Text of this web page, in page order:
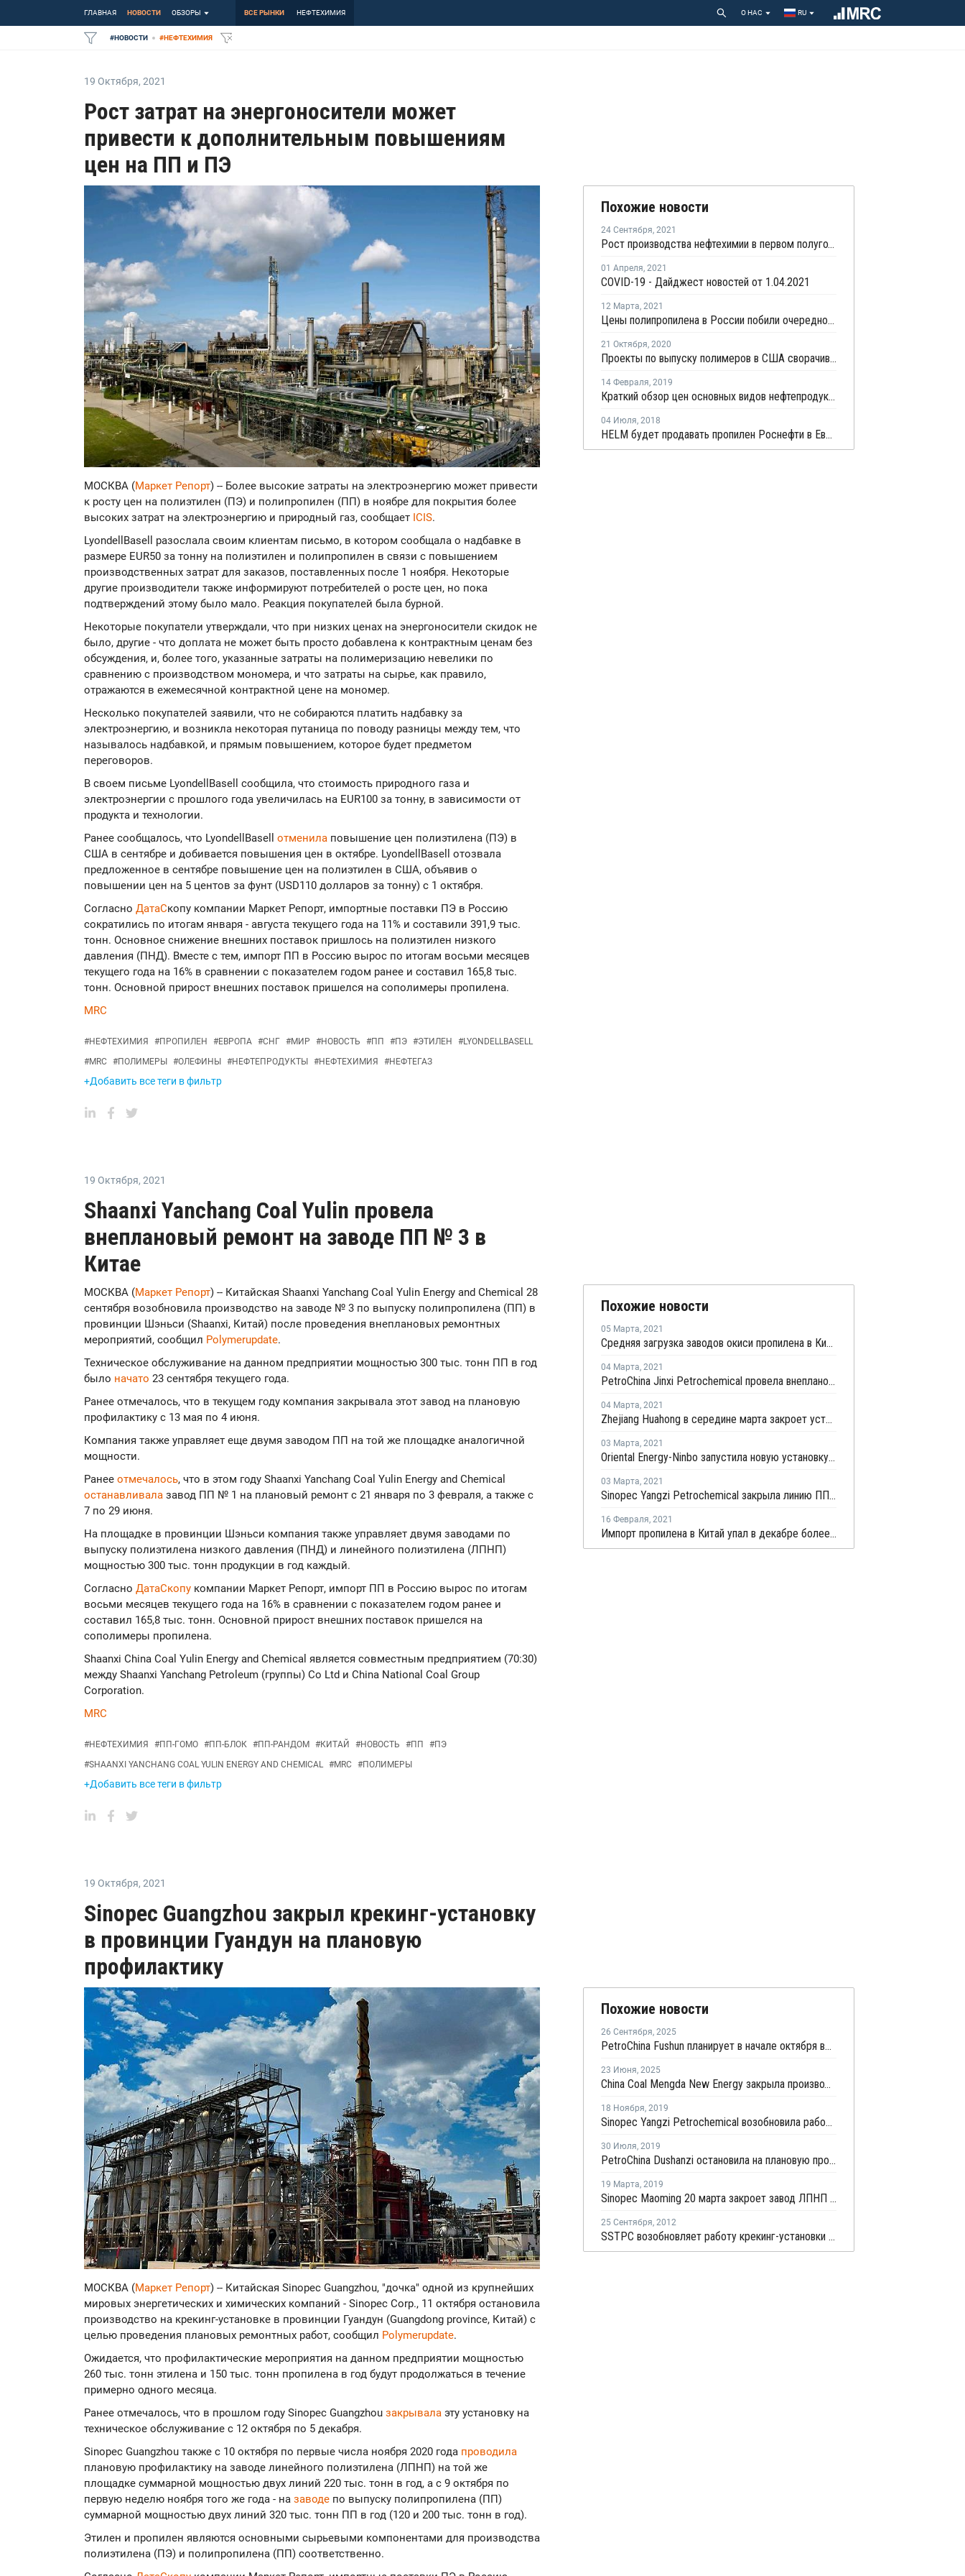
ГЛАВНАЯ НОВОСТИ ОБЗОРЫ ВСЕ РЫНКИ НЕФТЕХИМИЯ О НАС RU
#НОВОСТИ #НЕФТЕХИМИЯ
19 Октября, 2021
Рост затрат на энергоносители может
привести к дополнительным повышениям
цен на ПП и ПЭ
МОСКВА (Маркет Репорт) -- Более высокие затраты на электроэнергию может привести
к росту цен на полиэтилен (ПЭ) и полипропилен (ПП) в ноябре для покрытия более
высоких затрат на электроэнергию и природный газ, сообщает ICIS.
LyondellBasell разослала своим клиентам письмо, в котором сообщала о надбавке в
размере EUR50 за тонну на полиэтилен и полипропилен в связи с повышением
производственных затрат для заказов, поставленных после 1 ноября. Некоторые
другие производители также информируют потребителей о росте цен, но пока
подтверждений этому было мало. Реакция покупателей была бурной.
Некоторые покупатели утверждали, что при низких ценах на энергоносители скидок не
было, другие - что доплата не может быть просто добавлена к контрактным ценам без
обсуждения, и, более того, указанные затраты на полимеризацию невелики по
сравнению с производством мономера, и что затраты на сырье, как правило,
отражаются в ежемесячной контрактной цене на мономер.
Несколько покупателей заявили, что не собираются платить надбавку за
электроэнергию, и возникла некоторая путаница по поводу разницы между тем, что
называлось надбавкой, и прямым повышением, которое будет предметом
переговоров.
В своем письме LyondellBasell сообщила, что стоимость природного газа и
электроэнергии с прошлого года увеличилась на EUR100 за тонну, в зависимости от
продукта и технологии.
Ранее сообщалось, что LyondellBasell отменила повышение цен полиэтилена (ПЭ) в
США в сентябре и добивается повышения цен в октябре. LyondellBasell отозвала
предложенное в сентябре повышение цен на полиэтилен в США, объявив о
повышении цен на 5 центов за фунт (USD110 долларов за тонну) с 1 октября.
Согласно ДатаСкопу компании Маркет Репорт, импортные поставки ПЭ в Россию
сократились по итогам января - августа текущего года на 11% и составили 391,9 тыс.
тонн. Основное снижение внешних поставок пришлось на полиэтилен низкого
давления (ПНД). Вместе с тем, импорт ПП в Россию вырос по итогам восьми месяцев
текущего года на 16% в сравнении с показателем годом ранее и составил 165,8 тыс.
тонн. Основной прирост внешних поставок пришелся на сополимеры пропилена.
MRC
#НЕФТЕХИМИЯ #ПРОПИЛЕН #ЕВРОПА #СНГ #МИР #НОВОСТЬ #ПП #ПЭ #ЭТИЛЕН #LYONDELLBASELL
#MRC #ПОЛИМЕРЫ #ОЛЕФИНЫ #НЕФТЕПРОДУКТЫ #НЕФТЕХИМИЯ #НЕФТЕГАЗ
+Добавить все теги в фильтр
Похожие новости
24 Сентября, 2021
Рост производства нефтехимии в первом полугодии в ЕС составил 7,5%
01 Апреля, 2021
COVID-19 - Дайджест новостей от 1.04.2021
12 Марта, 2021
Цены полипропилена в России побили очередной рекорд
21 Октября, 2020
Проекты по выпуску полимеров в США сворачиваются на фоне снижения рентабельности
14 Февраля, 2019
Краткий обзор цен основных видов нефтепродуктов в Европе на прошлой неделе
04 Июля, 2018
HELM будет продавать пропилен Роснефти в Европе
19 Октября, 2021
Shaanxi Yanchang Coal Yulin провела
внеплановый ремонт на заводе ПП № 3 в
Китае
МОСКВА (Маркет Репорт) -- Китайская Shaanxi Yanchang Coal Yulin Energy and Chemical 28
сентября возобновила производство на заводе № 3 по выпуску полипропилена (ПП) в
провинции Шэньси (Shaanxi, Китай) после проведения внеплановых ремонтных
мероприятий, сообщил Polymerupdate.
Техническое обслуживание на данном предприятии мощностью 300 тыс. тонн ПП в год
было начато 23 сентября текущего года.
Ранее отмечалось, что в текущем году компания закрывала этот завод на плановую
профилактику с 13 мая по 4 июня.
Компания также управляет еще двумя заводом ПП на той же площадке аналогичной
мощности.
Ранее отмечалось, что в этом году Shaanxi Yanchang Coal Yulin Energy and Chemical
останавливала завод ПП № 1 на плановый ремонт с 21 января по 3 февраля, а также с
7 по 29 июня.
На площадке в провинции Шэньси компания также управляет двумя заводами по
выпуску полиэтилена низкого давления (ПНД) и линейного полиэтилена (ЛПНП)
мощностью 300 тыс. тонн продукции в год каждый.
Согласно ДатаСкопу компании Маркет Репорт, импорт ПП в Россию вырос по итогам
восьми месяцев текущего года на 16% в сравнении с показателем годом ранее и
составил 165,8 тыс. тонн. Основной прирост внешних поставок пришелся на
сополимеры пропилена.
Shaanxi China Coal Yulin Energy and Chemical является совместным предприятием (70:30)
между Shaanxi Yanchang Petroleum (группы) Co Ltd и China National Coal Group
Corporation.
MRC
#НЕФТЕХИМИЯ #ПП-ГОМО #ПП-БЛОК #ПП-РАНДОМ #КИТАЙ #НОВОСТЬ #ПП #ПЭ
#SHAANXI YANCHANG COAL YULIN ENERGY AND CHEMICAL #MRC #ПОЛИМЕРЫ
+Добавить все теги в фильтр
Похожие новости
05 Марта, 2021
Средняя загрузка заводов окиси пропилена в Китае снизилась в конце февраля на 2,3%
04 Марта, 2021
PetroChina Jinxi Petrochemical провела внеплановую профилактику на заводе ПП в Ляонине
04 Марта, 2021
Zhejiang Huahong в середине марта закроет установку дегидрирования пропана в Китае на плановый ремонт
03 Марта, 2021
Oriental Energy-Ninbo запустила новую установку дегидрирования пропана в Нинбо
03 Марта, 2021
Sinopec Yangzi Petrochemical закрыла линию ПП № 2 в Нанкине на плановый ремонт
16 Февраля, 2021
Импорт пропилена в Китай упал в декабре более чем на треть
19 Октября, 2021
Sinopec Guangzhou закрыл крекинг-установку
в провинции Гуандун на плановую
профилактику
МОСКВА (Маркет Репорт) -- Китайская Sinopec Guangzhou, "дочка" одной из крупнейших
мировых энергетических и химических компаний - Sinopec Corp., 11 октября остановила
производство на крекинг-установке в провинции Гуандун (Guangdong province, Китай) с
целью проведения плановых ремонтных работ, сообщил Polymerupdate.
Ожидается, что профилактические мероприятия на данном предприятии мощностью
260 тыс. тонн этилена и 150 тыс. тонн пропилена в год будут продолжаться в течение
примерно одного месяца.
Ранее отмечалось, что в прошлом году Sinopec Guangzhou закрывала эту установку на
техническое обслуживание с 12 октября по 5 декабря.
Sinopec Guangzhou также с 10 октября по первые числа ноября 2020 года проводила
плановую профилактику на заводе линейного полиэтилена (ЛПНП) на той же
площадке суммарной мощностью двух линий 220 тыс. тонн в год, а с 9 октября по
первую неделю ноября того же года - на заводе по выпуску полипропилена (ПП)
суммарной мощностью двух линий 320 тыс. тонн ПП в год (120 и 200 тыс. тонн в год).
Этилен и пропилен являются основными сырьевыми компонентами для производства
полиэтилена (ПЭ) и полипропилена (ПП) соответственно.
Похожие новости
26 Сентября, 2025
PetroChina Fushun планирует в начале октября возобновить производство ПНД в Фушуне
23 Июня, 2025
China Coal Mengda New Energy закрыла производство олефинов на ремонт
18 Ноября, 2019
Sinopec Yangzi Petrochemical возобновила работу линии ПНД № 1 в Нанкине после планового ремонта
30 Июля, 2019
PetroChina Dushanzi остановила на плановую профилактику линию ПНД/ЛПНП № 1 в провинции Синьцзян
19 Марта, 2019
Sinopec Maoming 20 марта закроет завод ЛПНП в Китае на плановую профилактику
25 Сентября, 2012
SSTPC возобновляет работу крекинг-установки в Китае